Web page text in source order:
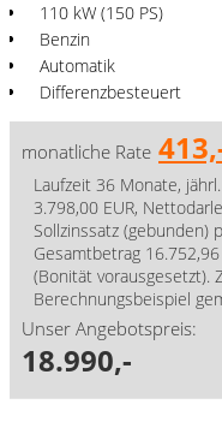
110 kW (150 PS)
Benzin
Automatik
Differenzbesteuert
monatliche Rate
Laufzeit 36 Monate,
3.798,00 EUR,
Sollzinssatz (gebunden)
Gesamtbetrag
(Bonität vorausgesetzt).
Berechnungsbeispiel
Unser Angebotspreis:
18.990,-